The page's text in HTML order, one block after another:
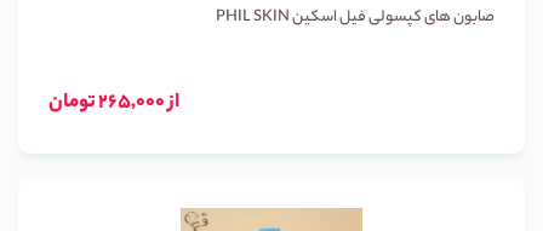
صابون های کپسولی فیل اسکین PHIL SKIN
از 265,000 تومان